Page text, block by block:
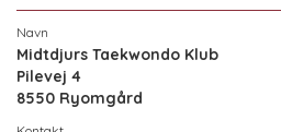
Midtdjurs Taekwondo Klub
Pilevej 4
8550 Ryomgård